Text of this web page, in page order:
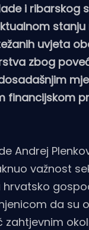
i ribarskog
uvjeta
zbog
financijskom
Andrej
važnost
hrvatsko
da su
zahtjevnim